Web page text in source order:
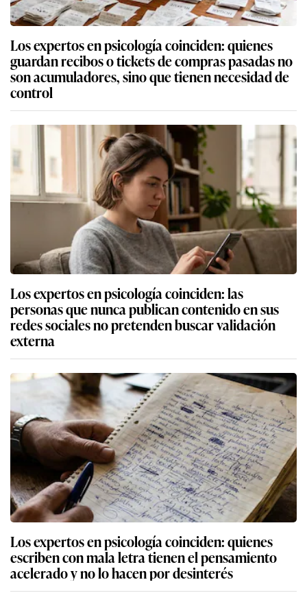
Los expertos en psicología coinciden: quienes
guardan recibos o tickets de compras pasadas no
son acumuladores, sino que tienen necesidad de
control
Los expertos en psicología coinciden: las
personas que nunca publican contenido en sus
redes sociales no pretenden buscar validación
externa
Los expertos en psicología coinciden: quienes
escriben con mala letra tienen el pensamiento
acelerado y no lo hacen por desinterés